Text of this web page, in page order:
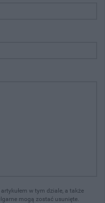
w tym dziale, a także
mogą zostać usunięte.